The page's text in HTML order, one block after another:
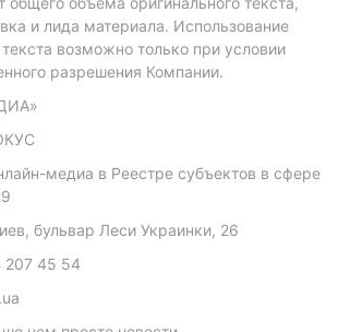
и лида материала. Использование
возможно только при условии
разрешения Компании.
медиа в Реестре субъектов в сфере
бульвар Леси Украинки, 26
207 45 54